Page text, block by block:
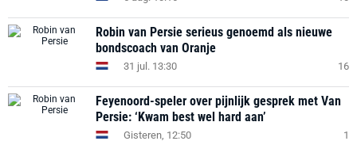
Robin van Persie serieus genoemd als nieuwe
bondscoach van Oranje
31 jul. 13:30 16
Feyenoord-speler over pijnlijk gesprek met Van
Persie: ‘Kwam best wel hard aan’
Gisteren, 12:50 1